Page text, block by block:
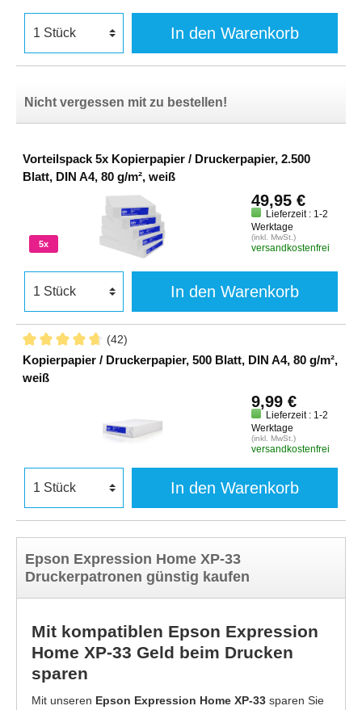
In den Warenkorb
Nicht vergessen mit zu bestellen!
Vorteilspack 5x Kopierpapier / Druckerpapier, 2.500
Blatt, DIN A4, 80 g/m², weiß
5x
49,95 €
Lieferzeit : 1-2
Werktage
(inkl. MwSt.)
versandkostenfrei
In den Warenkorb
(42)
Kopierpapier / Druckerpapier, 500 Blatt, DIN A4, 80 g/m²,
weiß
9,99 €
Lieferzeit : 1-2
Werktage
(inkl. MwSt.)
versandkostenfrei
In den Warenkorb
Epson Expression Home XP-33
Druckerpatronen günstig kaufen
Mit kompatiblen Epson Expression
Home XP-33 Geld beim Drucken
sparen
Mit unseren Epson Expression Home XP-33 sparen Sie